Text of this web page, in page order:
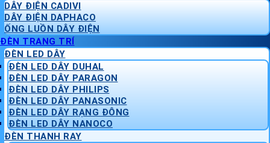
DÂY ĐIỆN CADIVI
DÂY ĐIỆN DAPHACO
ỐNG LUỒN DÂY ĐIỆN
ĐÈN TRANG TRÍ
ĐÈN LED DÂY
ĐÈN LED DÂY DUHAL
ĐÈN LED DÂY PARAGON
ĐÈN LED DÂY PHILIPS
ĐÈN LED DÂY PANASONIC
ĐÈN LED DÂY RẠNG ĐÔNG
ĐÈN LED DÂY NANOCO
ĐÈN THANH RAY